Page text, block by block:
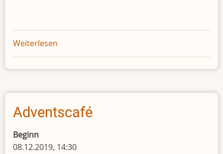
Weiterlesen
Charmant
direkt
direkt
charmant
Adventscafé
Beginn
08.12.2019, 14:30